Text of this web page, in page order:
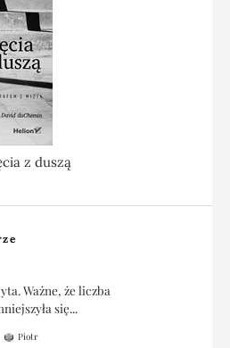
z duszą
Ważne, że liczba
się...
Piotr